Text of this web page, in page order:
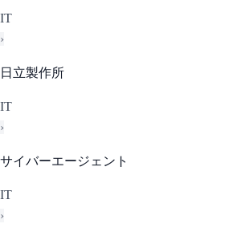
IT
›
日立製作所
IT
›
サイバーエージェント
IT
›